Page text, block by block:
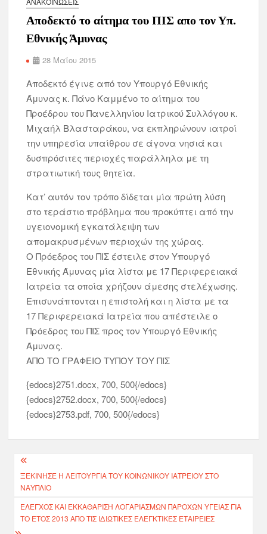
Αποδεκτό το αίτημα του ΠΙΣ απο τον Υπ.
Εθνικής Άμυνας
28 Μαΐου 2015
Αποδεκτό έγινε από τον Υπουργό Εθνικής
Άμυνας κ. Πάνο Καμμένο το αίτημα του
Προέδρου του Πανελληνίου Ιατρικού Συλλόγου κ.
Μιχαήλ Βλασταράκου, να εκπληρώνουν ιατροί
την υπηρεσία υπαίθρου σε άγονα νησιά και
δυσπρόσιτες περιοχές παράλληλα με τη
στρατιωτική τους θητεία.
Κατ’ αυτόν τον τρόπο δίδεται μία πρώτη λύση
στο τεράστιο πρόβλημα που προκύπτει από την
υγειονομική εγκατάλειψη των
απομακρυσμένων περιοχών της χώρας.
Ο Πρόεδρος του ΠΙΣ έστειλε στον Υπουργό
Εθνικής Άμυνας μία λίστα με 17 Περιφερειακά
Ιατρεία τα οποία χρήζουν άμεσης στελέχωσης.
Επισυνάπτονται η επιστολή και η λίστα με τα
17 Περιφερειακά Ιατρεία που απέστειλε ο
Πρόεδρος του ΠΙΣ προς τον Υπουργό Εθνικής
Άμυνας.
ΑΠΟ ΤΟ ΓΡΑΦΕΙΟ ΤΥΠΟΥ ΤΟΥ ΠΙΣ
{edocs}2751.docx, 700, 500{/edocs}
{edocs}2752.docx, 700, 500{/edocs}
{edocs}2753.pdf, 700, 500{/edocs}
ΞΕΚΊΝΗΣΕ Η ΛΕΙΤΟΥΡΓΊΑ ΤΟΥ ΚΟΙΝΩΝΙΚΟΎ ΙΑΤΡΕΊΟΥ ΣΤΟ
ΝΑΎΠΛΙΟ
ΈΛΕΓΧΟΣ ΚΑΙ ΕΚΚΑΘΆΡΙΣΗ ΛΟΓΑΡΙΑΣΜΏΝ ΠΑΡΟΧΏΝ ΥΓΕΊΑΣ ΓΙΑ
ΤΟ ΈΤΟΣ 2013 ΑΠΌ ΤΙΣ ΙΔΙΩΤΙΚΈΣ ΕΛΕΓΚΤΙΚΈΣ ΕΤΑΙΡΕΊΕΣ